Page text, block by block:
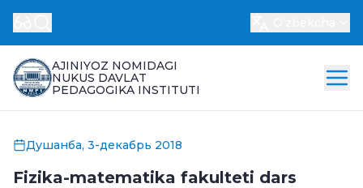
AJINIYOZ NOMIDAGI
NUKUS DAVLAT
PEDAGOGIKA INSTITUTI
Душанба, 3-декабрь 2018
Fizika-matematika fakulteti dars